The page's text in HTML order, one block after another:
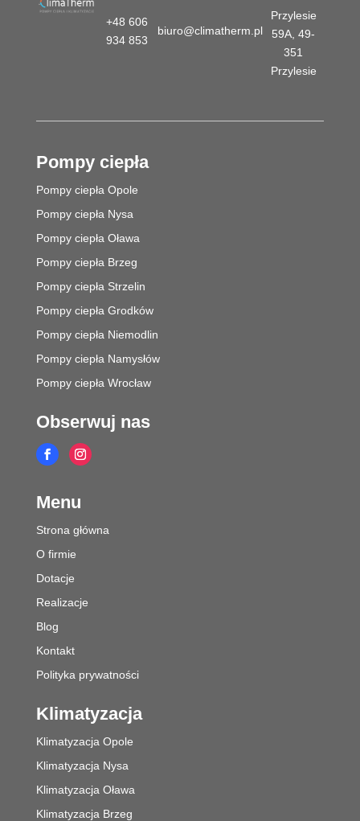
+48 606
934 853
biuro@climatherm.pl
Przylesie
59A, 49-
351
Przylesie
Pompy ciepła
Pompy ciepła Opole
Pompy ciepła Nysa
Pompy ciepła Oława
Pompy ciepła Brzeg
Pompy ciepła Strzelin
Pompy ciepła Grodków
Pompy ciepła Niemodlin
Pompy ciepła Namysłów
Pompy ciepła Wrocław
Obserwuj nas
Menu
Strona główna
O firmie
Dotacje
Realizacje
Blog
Kontakt
Polityka prywatności
Klimatyzacja
Klimatyzacja Opole
Klimatyzacja Nysa
Klimatyzacja Oława
Klimatyzacja Brzeg